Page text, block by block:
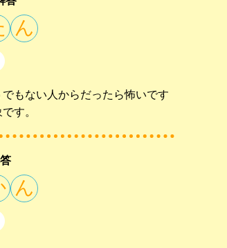
ん
もない人からだったら怖いです
す。
ん